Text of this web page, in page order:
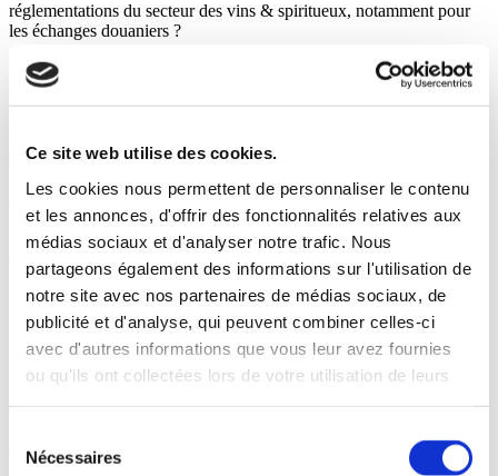
Ce site web utilise des cookies.
Les cookies nous permettent de personnaliser le contenu
et les annonces, d'offrir des fonctionnalités relatives aux
médias sociaux et d'analyser notre trafic. Nous
partageons également des informations sur l'utilisation de
notre site avec nos partenaires de médias sociaux, de
publicité et d'analyse, qui peuvent combiner celles-ci
avec d'autres informations que vous leur avez fournies
ou qu'ils ont collectées lors de votre utilisation de leurs
Nécessaires
réglementations du secteur des vins & spiritueux, notamment pour
les échanges douaniers ?
🔗 2. MISE EN PLACE
déploiement ?
Equipe
: Quel est le niveau d’expertise technique et de
connaissances métier (vins & spiritueux) des consultants ?
: La méthodologie de déploiement est-elle en
adéquation avec mes objectifs ?
📞 3. Maintenance et support
Support client
: Quelles sont les prestations de service proposées
: canaux (chat, email, téléphone), plages horaires, dispositif pendant
à ne pas sous-estimer pour que les utilisateurs puissent exploiter
pleinement tout le potentiel de la solution) ? La solution dispose-t-